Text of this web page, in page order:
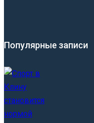
Популярные записи